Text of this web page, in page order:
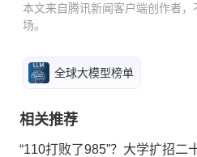
本文来自腾讯新闻客户端创作者
场。
全球大模型榜单
相关推荐
“110打败了985”？大学扩招二